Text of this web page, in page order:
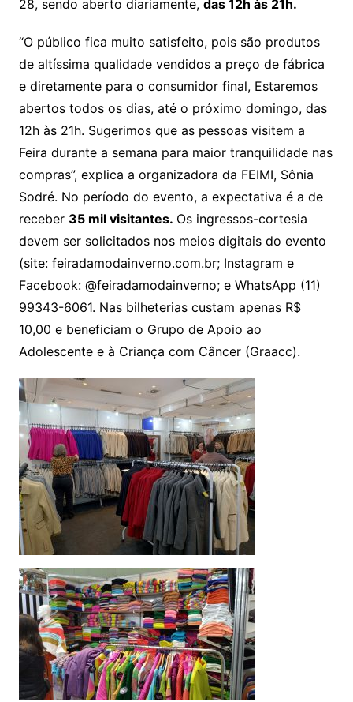
28, sendo aberto diariamente, das 12h às 21h.
“O público fica muito satisfeito, pois são produtos
de altíssima qualidade vendidos a preço de fábrica
e diretamente para o consumidor final, Estaremos
abertos todos os dias, até o próximo domingo, das
12h às 21h. Sugerimos que as pessoas visitem a
Feira durante a semana para maior tranquilidade nas
compras”, explica a organizadora da FEIMI, Sônia
Sodré. No período do evento, a expectativa é a de
receber 35 mil visitantes. Os ingressos-cortesia
devem ser solicitados nos meios digitais do evento
(site: feiradamodainverno.com.br; Instagram e
Facebook: @feiradamodainverno; e WhatsApp (11)
99343-6061. Nas bilheterias custam apenas R$
10,00 e beneficiam o Grupo de Apoio ao
Adolescente e à Criança com Câncer (Graacc).